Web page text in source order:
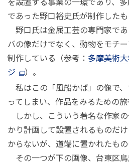
であった野口裕史氏が制作したも
野口氏は金属工芸の専門家で
バの像だけでなく、動物をモチ
制作している（参考： 多摩美術
ジ
）。
私はこの「風船かば」の像で
ってしまい、作品をみるための旅
しかし、こういう著名な作家
かり計画して設置されるものだ
からないが、道端に置かれたもの
その一つが下の画像、台東区